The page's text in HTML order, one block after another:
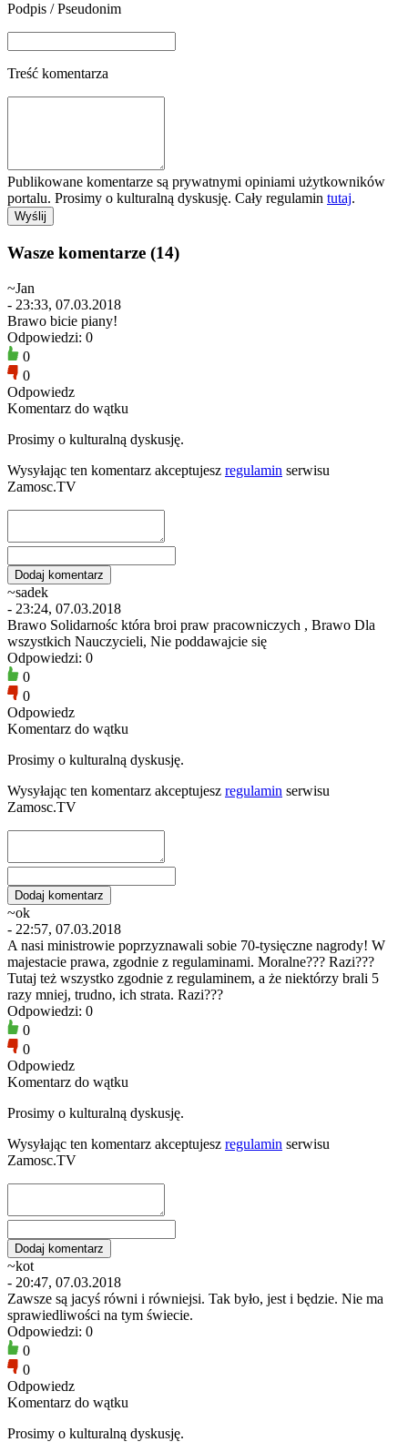
Podpis / Pseudonim
Treść komentarza
Publikowane komentarze są prywatnymi opiniami użytkowników
portalu. Prosimy o kulturalną dyskusję. Cały regulamin tutaj.
Wasze komentarze (14)
~Jan
- 23:33, 07.03.2018
Brawo bicie piany!
Odpowiedzi: 0
0
0
Odpowiedz
Komentarz do wątku
Prosimy o kulturalną dyskusję.
Wysyłając ten komentarz akceptujesz regulamin serwisu
Zamosc.TV
~sadek
- 23:24, 07.03.2018
Brawo Solidarnośc która broi praw pracowniczych , Brawo Dla
wszystkich Nauczycieli, Nie poddawajcie się
Odpowiedzi: 0
0
0
Odpowiedz
Komentarz do wątku
Prosimy o kulturalną dyskusję.
Wysyłając ten komentarz akceptujesz regulamin serwisu
Zamosc.TV
~ok
- 22:57, 07.03.2018
A nasi ministrowie poprzyznawali sobie 70-tysięczne nagrody! W
majestacie prawa, zgodnie z regulaminami. Moralne??? Razi???
Tutaj też wszystko zgodnie z regulaminem, a że niektórzy brali 5
razy mniej, trudno, ich strata. Razi???
Odpowiedzi: 0
0
0
Odpowiedz
Komentarz do wątku
Prosimy o kulturalną dyskusję.
Wysyłając ten komentarz akceptujesz regulamin serwisu
Zamosc.TV
~kot
- 20:47, 07.03.2018
Zawsze są jacyś równi i równiejsi. Tak było, jest i będzie. Nie ma
sprawiedliwości na tym świecie.
Odpowiedzi: 0
0
0
Odpowiedz
Komentarz do wątku
Prosimy o kulturalną dyskusję.